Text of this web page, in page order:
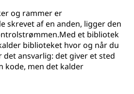
og rammer er
skrevet af en anden, ligger den
et bibliotek
biblioteket hvor og når du
det ansvarlig: det giver et sted
kode, men det kalder